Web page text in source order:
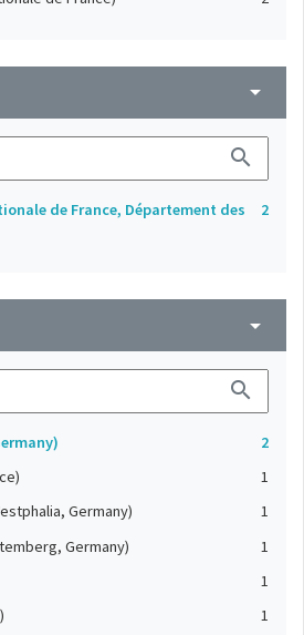
arrow_drop_down
search
de France, Département des
2
arrow_drop_down
search
2
1
Germany)
1
Germany)
1
1
1